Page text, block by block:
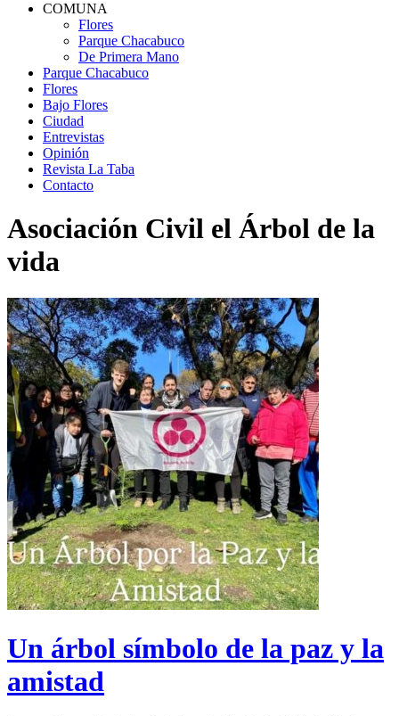
COMUNA
Flores
Parque Chacabuco
De Primera Mano
Parque Chacabuco
Flores
Bajo Flores
Ciudad
Entrevistas
Opinión
Revista La Taba
Contacto
Asociación Civil el Árbol de la
vida
Un árbol símbolo de la paz y la
amistad